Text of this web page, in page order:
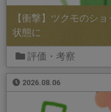
【衝撃】ツクモのシ
状態に
評価・考察
2026.08.06